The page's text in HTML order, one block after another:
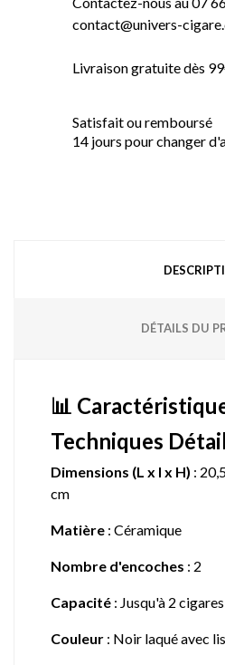
contact@univers-
Livraison gratuite dès
Satisfait ou remboursé
14 jours pour changer
DÉTAILS DU
📊
Techniques
Dimensions (L x l x H) :
cm
Matière : Céramique
Nombre d'encoches : 2
Capacité : Jusqu'à 2 cigares
Couleur : Noir laqué avec